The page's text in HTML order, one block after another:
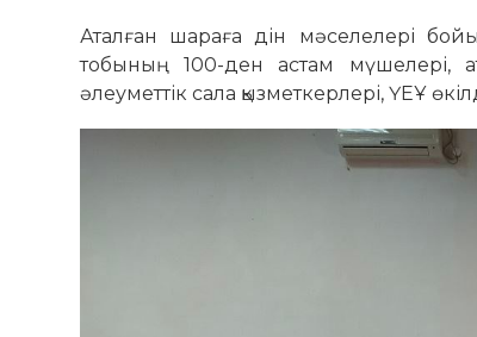
Аталған шараға дін мәселелері
тобының 100-ден астам мүшелері,
әлеуметтік сала қызметкерлері, ҮЕҰ